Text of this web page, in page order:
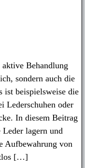
Behandlung
sondern auch die
ist beispielsweise die
Lederschuhen oder
In diesem Beitrag
lagern und
Aufbewahrung von
[…]